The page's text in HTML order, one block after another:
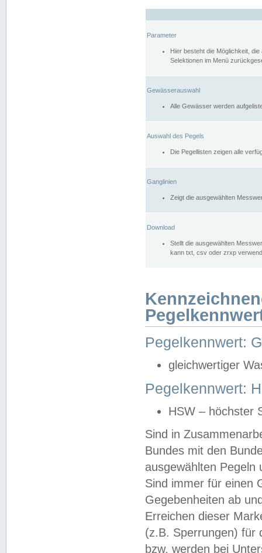
Parameter
Hier besteht die Möglichkeit,
Selektionen im Menü
Gewässerauswahl
Alle Gewässer werden
Auswahl des Pegels
Die Pegellisten zeigen alle
Ganglinien
Zeigt die ausgewählten
Download
Stellt die ausgewählten
kann txt, csv oder zrxp
Pegelkennwert:
gleichwertiger
Pegelkennwert:
HSW – höchster
Sind in
Bundes mit den
ausgewählten
Sind immer für einen
Gegebenheiten ab
Erreichen dieser
(z.B. Sperrungen) für
bzw. werden bei